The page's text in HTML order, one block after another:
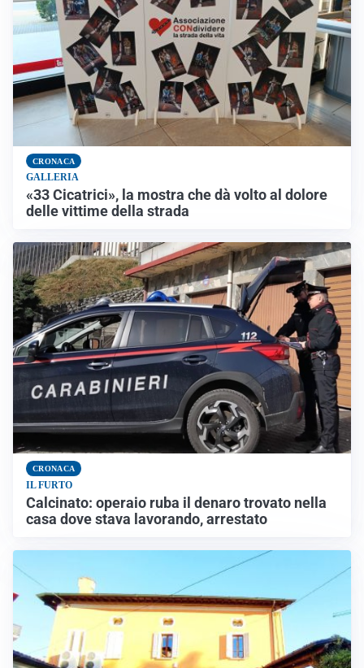
CRONACA
GALLERIA
«33 Cicatrici», la mostra che dà volto al dolore
delle vittime della strada
CRONACA
IL FURTO
Calcinato: operaio ruba il denaro trovato nella
casa dove stava lavorando, arrestato